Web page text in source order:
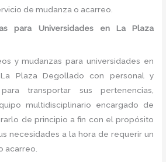
de mudanza o acarreo.
para Universidades en La Plaza
y mudanzas para universidades en
Plaza Degollado con personal y
transportar sus pertenencias,
multidisciplinario encargado de
de principio a fin con el propósito
necesidades a la hora de requerir un
acarreo.